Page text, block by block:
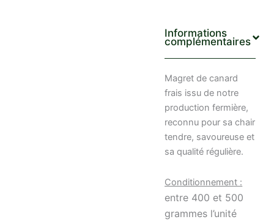
Informations
complémentaires
Magret de canard
frais issu de notre
production fermière,
reconnu pour sa chair
tendre, savoureuse et
sa qualité régulière.
Conditionnement :
entre 400 et 500
grammes l’unité